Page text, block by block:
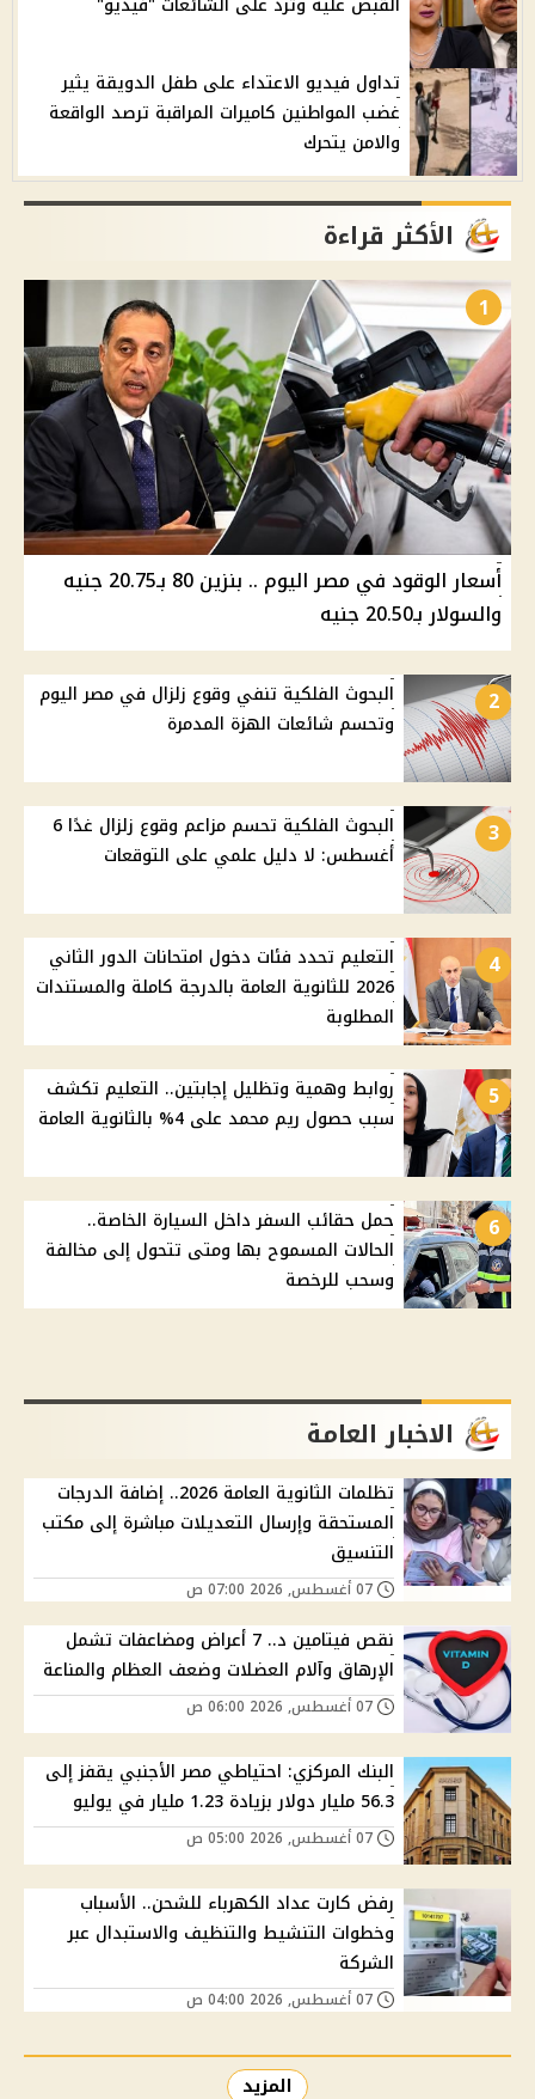
تداول فيديو الاعتداء على طفل الدويقة يثير
غضب المواطنين كاميرات المراقبة ترصد الواقعة
والامن يتحرك
الأكثر قراءة
1
أسعار الوقود في مصر اليوم .. بنزين 80 بـ20.75 جنيه
والسولار بـ20.50 جنيه
2
البحوث الفلكية تنفي وقوع زلزال في مصر اليوم
وتحسم شائعات الهزة المدمرة
3
البحوث الفلكية تحسم مزاعم وقوع زلزال غدًا 6
أغسطس: لا دليل علمي على التوقعات
4
التعليم تحدد فئات دخول امتحانات الدور الثاني
2026 للثانوية العامة بالدرجة كاملة والمستندات
المطلوبة
5
روابط وهمية وتظليل إجابتين.. التعليم تكشف
سبب حصول ريم محمد على 4% بالثانوية العامة
6
حمل حقائب السفر داخل السيارة الخاصة..
الحالات المسموح بها ومتى تتحول إلى مخالفة
وسحب للرخصة
الاخبار العامة
تظلمات الثانوية العامة 2026.. إضافة الدرجات
المستحقة وإرسال التعديلات مباشرة إلى مكتب
التنسيق
نقص فيتامين د.. 7 أعراض ومضاعفات تشمل
الإرهاق وآلام العضلات وضعف العظام والمناعة
البنك المركزي: احتياطي مصر الأجنبي يقفز إلى
56.3 مليار دولار بزيادة 1.23 مليار في يوليو
رفض كارت عداد الكهرباء للشحن.. الأسباب
وخطوات التنشيط والتنظيف والاستبدال عبر
الشركة
المزيد